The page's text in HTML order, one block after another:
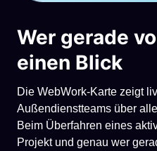
Wer gerade
einen Blick
Die WebWork-Karte zeigt
Außendienstteams über
Beim Überfahren eines
Projekt und genau wer